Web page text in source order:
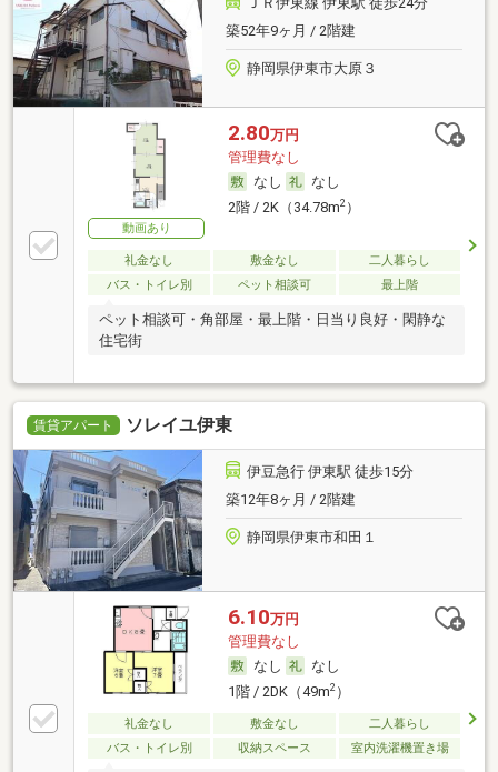
築52年9ヶ月 / 2階建
静岡県伊東市大原３
動画あり
2.80万円
管理費なし
なし
なし
2階 / 2K（34.78m2）
礼金なし 敷金なし
二人暮らし
バス・トイレ別
ペット相談可 最上階
ペット相談可・角部屋・最上階・日当り良好・閑静な
住宅街
賃貸アパート ソレイユ伊東
伊豆急行 伊東駅 徒歩15分
築12年8ヶ月 / 2階建
静岡県伊東市和田１
6.10万円
管理費なし
なし
なし
1階 / 2DK（49m2）
礼金なし 敷金なし
二人暮らし
バス・トイレ別
収納スペース 室内洗濯機置き場